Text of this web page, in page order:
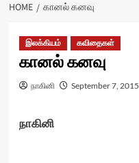
HOME கானல் கனவு
இலக்கியம் கவிதைகள்
கானல் கனவு
நாகினி September 7, 2015
நாகினி